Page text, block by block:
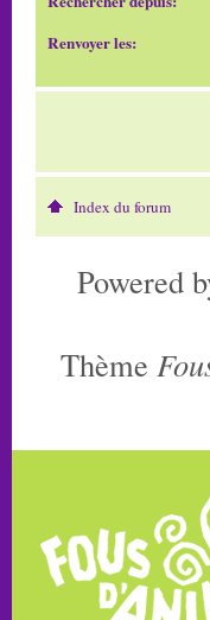
Renvoyer les:
Index du forum
Powered
Thème